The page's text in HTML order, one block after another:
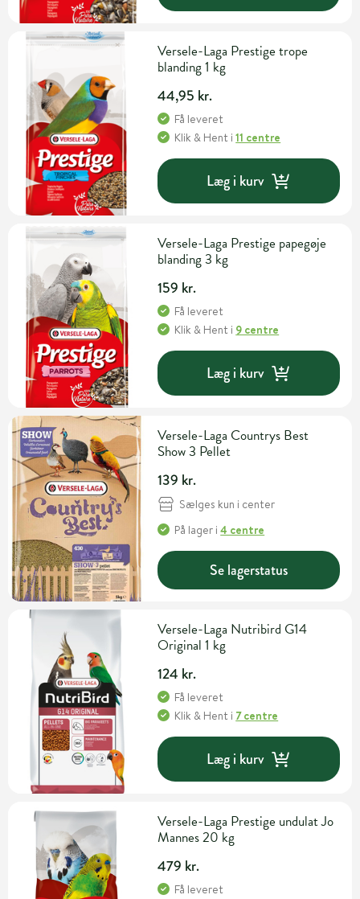
Versele-Laga Prestige trope
blanding 1 kg
44,95 kr.
Få leveret
Klik & Hent i11 centre
Læg i kurv
Versele-Laga Prestige papegøje
blanding 3 kg
159 kr.
Få leveret
Klik & Hent i 9 centre
Læg i kurv
Versele-Laga Countrys Best
Show 3 Pellet
139 kr.
Sælges kun i center
På lager i4 centre
Se lagerstatus
Versele-Laga Nutribird G14
Original 1 kg
124 kr.
Få leveret
Klik & Hent i 7 centre
Læg i kurv
Versele-Laga Prestige undulat Jo
Mannes 20 kg
479 kr.
Få leveret